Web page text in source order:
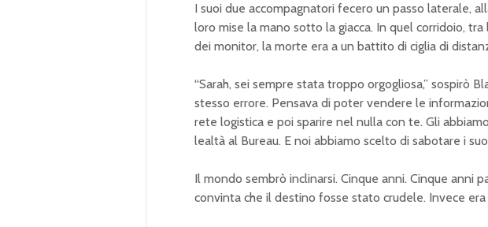
I suoi due accompagnatori fecero un passo laterale,
loro mise la mano sotto la giacca. In quel corridoio,
dei monitor, la morte era a un battito di ciglia di
“Sarah, sei sempre stata troppo orgogliosa,” sospirò
stesso errore. Pensava di poter vendere le
rete logistica e poi sparire nel nulla con te. Gli
lealtà al Bureau. E noi abbiamo scelto di sabotare i
Il mondo sembrò inclinarsi. Cinque anni. Cinque anni
convinta che il destino fosse stato crudele. Invece era